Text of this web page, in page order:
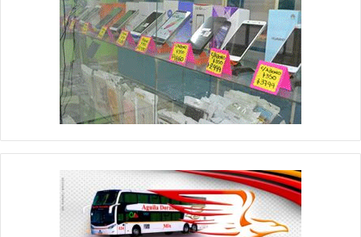
paseo Raúl Alfonsín, expo anime, música en la frontera,
placitas literarias.
Y hay muchas propuestas más; pilates para adultos mayores
en el CIC de Italia y Marana, diseño en impresión 3D en la
biblioteca Eloy Caniza de las 742 viviendas como también en el
Punto Digital, programación infantil, taller didáctico con
cursos de oficios en su etapa final y con nuevos cursos. El
Punto Digital también tendrá actividades para los mas chicos,
como ser point jr. Programación e impresión 3D mas funciones